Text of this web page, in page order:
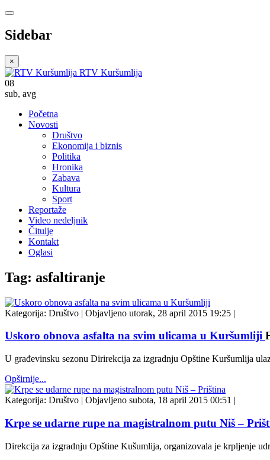
Sidebar
×
RTV Kuršumlija
08
sub, avg
Početna
Novosti
Društvo
Ekonomija i biznis
Politika
Hronika
Zabava
Kultura
Sport
Reportaže
Video nedeljnik
Čitulje
Kontakt
Oglasi
Tag: asfaltiranje
Kategorija: Društvo | Objavljeno utorak, 28 april 2015 19:25 |
Uskoro obnova asfalta na svim ulicama u Kuršumliji
U građevinsku sezonu Dirirekcija za izgradnju Opštine Kuršumlija
Opširnije...
Kategorija: Društvo | Objavljeno subota, 18 april 2015 00:51 |
Krpe se udarne rupe na magistralnom putu Niš –
Direkcija za izgradnju Opštine Kušumlija, organizovala je krpljenje